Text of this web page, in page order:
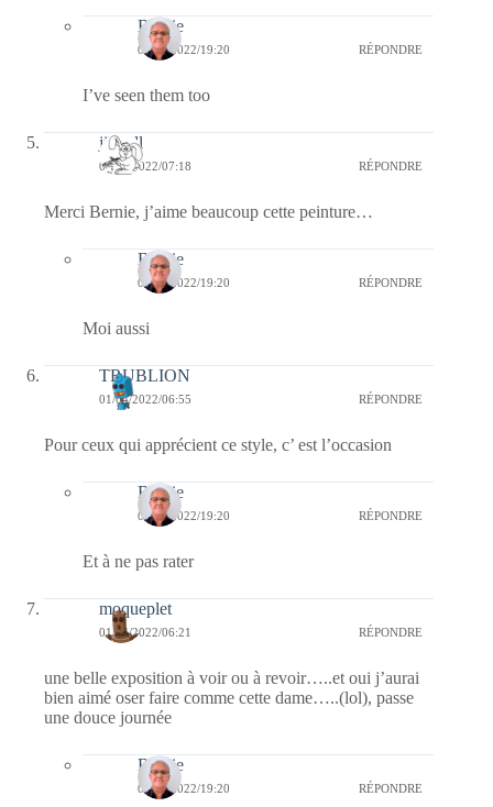
Bernie
01/04/2022/19:20 RÉPONDRE
I’ve seen them too
jill bill
01/04/2022/07:18 RÉPONDRE
Merci Bernie, j’aime beaucoup cette peinture…
Bernie
01/04/2022/19:20 RÉPONDRE
Moi aussi
TRUBLION
01/04/2022/06:55 RÉPONDRE
Pour ceux qui apprécient ce style, c’ est l’occasion
Bernie
01/04/2022/19:20 RÉPONDRE
Et à ne pas rater
moqueplet
01/04/2022/06:21 RÉPONDRE
une belle exposition à voir ou à revoir…..et oui j’aurai
bien aimé oser faire comme cette dame…..(lol), passe
une douce journée
Bernie
01/04/2022/19:20 RÉPONDRE